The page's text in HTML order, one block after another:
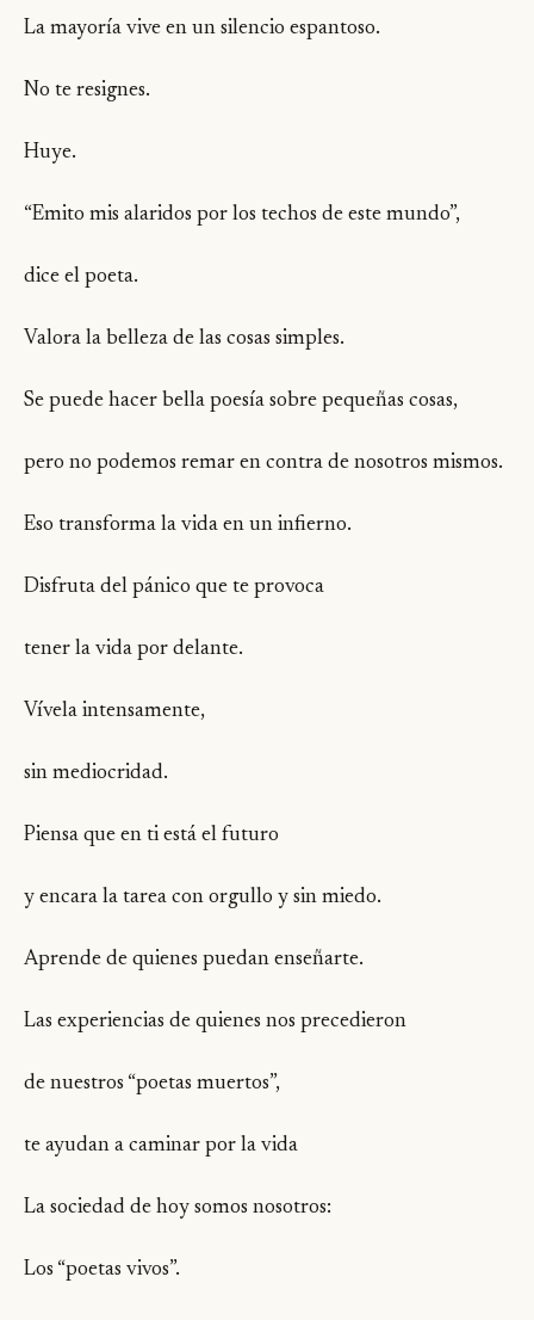
La mayoría vive en un silencio espantoso.
No te resignes.
Huye.
“Emito mis alaridos por los techos de este mundo”,
dice el poeta.
Valora la belleza de las cosas simples.
Se puede hacer bella poesía sobre pequeñas cosas,
pero no podemos remar en contra de nosotros mismos.
Eso transforma la vida en un infierno.
Disfruta del pánico que te provoca
tener la vida por delante.
Vívela intensamente,
sin mediocridad.
Piensa que en ti está el futuro
y encara la tarea con orgullo y sin miedo.
Aprende de quienes puedan enseñarte.
Las experiencias de quienes nos precedieron
de nuestros “poetas muertos”,
te ayudan a caminar por la vida
La sociedad de hoy somos nosotros:
Los “poetas vivos”.